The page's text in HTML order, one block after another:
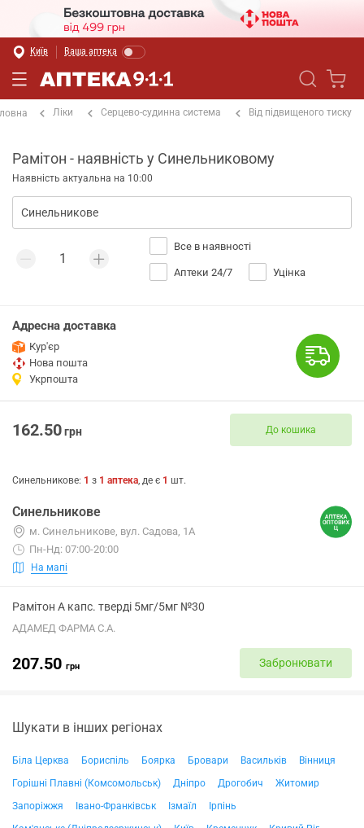
Київ Ваша аптека
Ліки Серцево-судинна система Від підвищеного тиску
Рамітон - наявність у Синельниковому
Наявність актуальна на 10:00
Все в наявності
Аптеки 24/7 Уцінка
Адресна доставка
Кур'єр
Нова пошта
Укрпошта
162.50грн До кошика
Синельникове: 1 з 1 аптека, де є 1 шт.
Синельникове
м. Синельникове, вул. Садова, 1А
Пн-Нд: 07:00-20:00
На мапі
Рамітон А капс. тверді 5мг/5мг №30
АДАМЕД ФАРМА С.А.
207.50 грн Забронювати
Шукати в інших регіонах
Біла Церква Бориспіль Боярка Бровари Васильків
Вінниця
Горішні Плавні (Комсомольськ)
Дніпро Дрогобич
Житомир
Запоріжжя
Івано-Франківськ Ізмаїл
Ірпінь